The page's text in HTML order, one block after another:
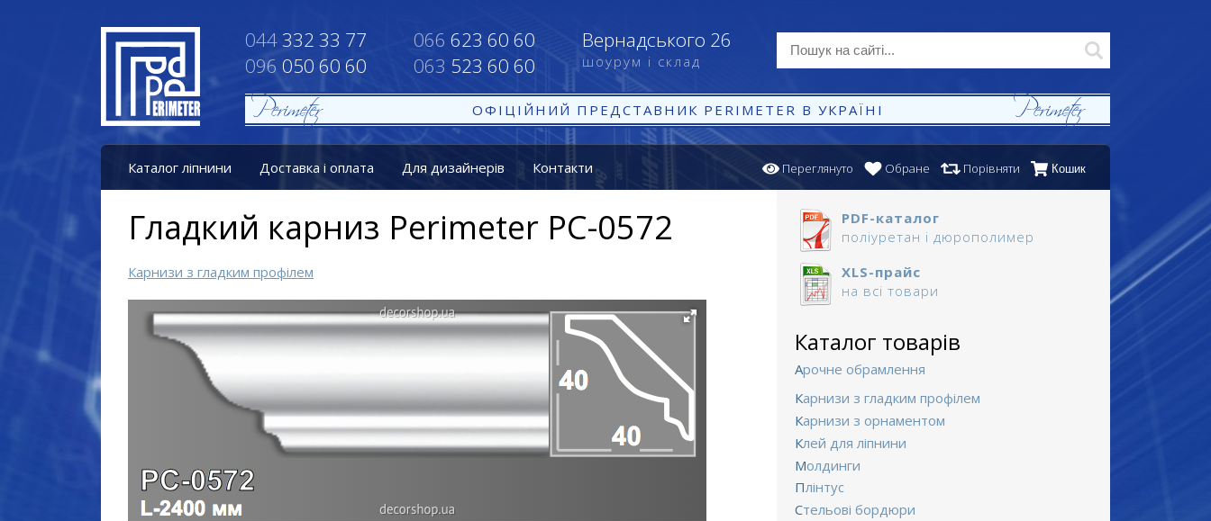
044332 33 77
096 050 60 60
066 623 60 60
063 523 60 60
Вернадського 26
шоурум і склад
ОФІЦІЙНИЙ ПРЕДСТАВНИК PERIMETER В УКРАЇНІ
Переглянуто Обране Порівняти Кошик
Каталог ліпнини Доставка і оплата Для дизайнерів Контакти
Гладкий карниз Perimeter PC-0572
Карнизи з гладким профілем
PDF-каталог
поліуретан і дюрополимер
XLS-прайс
на всі товари
Каталог товарів
Арочне обрамлення
Карнизи з гладким профілем
Карнизи з орнаментом
Клей для ліпнини
Молдинги
Плінтус
Стельові бордюри